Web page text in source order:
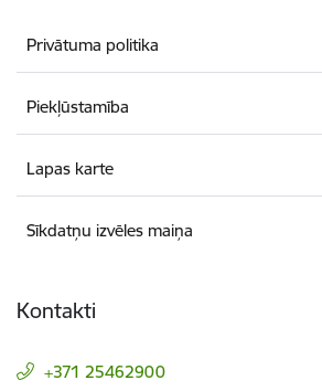
Privātuma politika
Piekļūstamība
Lapas karte
Sīkdatņu izvēles maiņa
Kontakti
+371 25462900